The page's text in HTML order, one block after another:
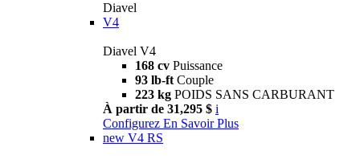
Diavel
V4
Diavel V4
168 cv Puissance
93 lb-ft Couple
223 kg POIDS SANS CARBURANT
À partir de 31,295 $ i
Configurez En Savoir Plus
new V4 RS